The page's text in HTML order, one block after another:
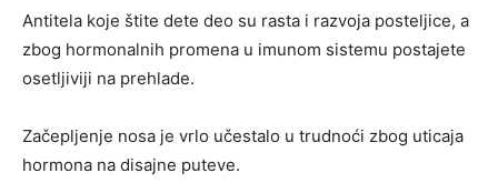
Antitela koje štite dete deo su rasta i razvoja posteljice, a
zbog hormonalnih promena u imunom sistemu postajete
osetljiviji na prehlade.
Začepljenje nosa je vrlo učestalo u trudnoći zbog uticaja
hormona na disajne puteve.